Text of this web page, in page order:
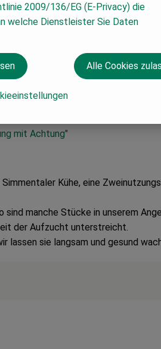
bitte Kontakt zu
mit Achtung"
Kühe, eine
manche Stücke in unserem
der Aufzucht unterstreicht.
sie langsam und gesund
2009/136/EG (E-Privacy) die
welche Dienstleister Sie Daten
Alle Cookies